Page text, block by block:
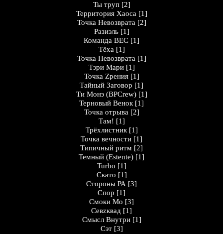
Ты труп [2]
Территория Хаоса [1]
Точка Невозврата [2]
Разиэль [1]
Команда ВЕС [1]
Тёха [1]
Точка Невозврата [1]
Тэри Мари [1]
Точка Zрения [1]
Тайный Заговор [1]
Ти Монэ (BPCrew) [1]
Терновый Венок [1]
Точка отрыва [2]
Там! [1]
Трёхлистник [1]
Точка вечности [1]
Типичный ритм [2]
Темный (Estente) [1]
Turbo [1]
Скато [1]
Стороны РА [3]
Спор [1]
Смоки Мо [3]
Севzквад [1]
Смысл Внутри [1]
Сэт [3]